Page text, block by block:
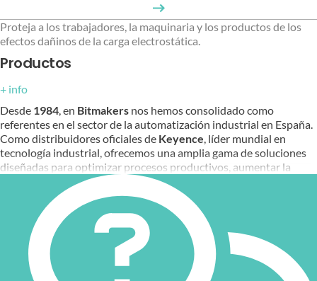
Proteja a los trabajadores, la maquinaria y los productos de los
efectos dañinos de la carga electrostática.
Productos
+ info
Desde 1984, en Bitmakers nos hemos consolidado como
referentes en el sector de la automatización industrial en España.
Como distribuidores oficiales de Keyence, líder mundial en
tecnología industrial, ofrecemos una amplia gama de soluciones
diseñadas para optimizar procesos productivos, aumentar la
calidad y mejorar la competitividad de las empresas.
¿Por qué es clave la automatización
industrial hoy en día?
La automatización industrial se ha convertido en un elemento
esencial para las empresas que buscan incrementar su eficiencia
operativa y mantenerse competitivas en un mercado globalizado.